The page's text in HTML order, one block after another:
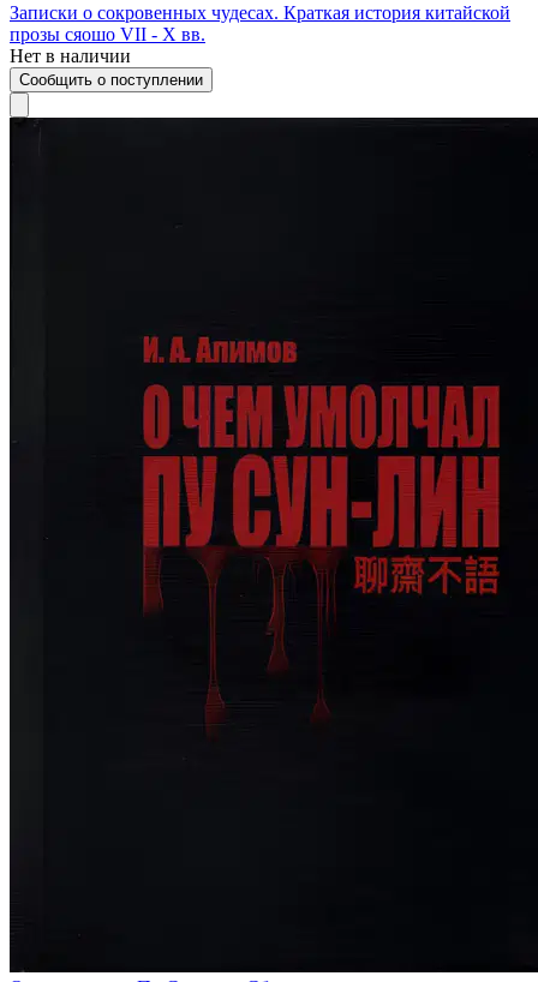
Записки о сокровенных чудесах. Краткая история китайской
прозы сяошо VII - X вв.
Нет в наличии
Сообщить о поступлении